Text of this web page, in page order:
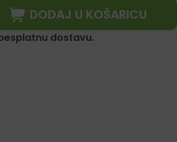
DODAJ U KOŠARICU
dostavu.